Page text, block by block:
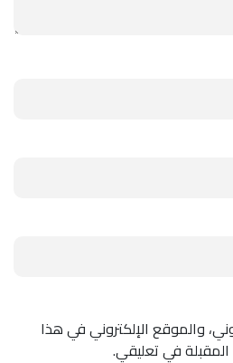
والموقع الإلكتروني في هذا
في تعليقي.